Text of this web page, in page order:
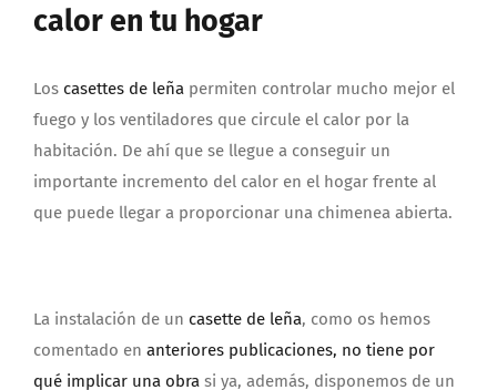
calor en tu hogar
Los casettes de leña permiten controlar mucho mejor el
fuego y los ventiladores que circule el calor por la
habitación. De ahí que se llegue a conseguir un
importante incremento del calor en el hogar frente al
que puede llegar a proporcionar una chimenea abierta.
La instalación de un casette de leña, como os hemos
comentado en anteriores publicaciones, no tiene por
qué implicar una obra si ya, además, disponemos de un